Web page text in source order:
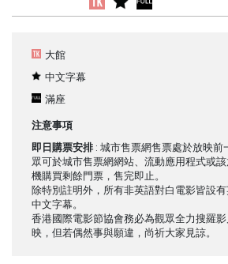
大館
中文字幕
滿座
注意事項
即日購票安排 : 城市售票網售票處於放映
眾可於城市售票網網站、流動應用程式或
機購買剩餘門票，售完即止。
除特別註明外，所有非英語對白電影皆設
中文字幕。
香港國際電影節協會務必為觀眾全力搜羅
映，但若偶然事與願違，尚祈大家見諒。